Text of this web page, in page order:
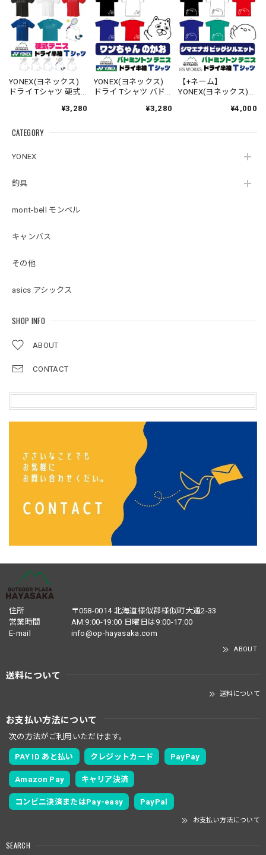
CATEGORY
YONEX
釣具
mont-bell モンベル
キャンバス
その他
asics アシックス
SHOP INFO
ABOUT
CONTACT
YONEX(ヨネックス)
ドライ Tシャツ 硬式
イン】【シマエナ
【16500】【LINE-
¥3,280
YONEX(ヨネックス)
ドライ Tシャツ バド
ンちゃんのかお】
料】
¥3,280
【+ネーム】
YONEX(ヨネックス)
ミントン テニス 【ビ
【シマエナガのか
¥4,000
住所
〒058-0014 北海道様似郡様似町大通2-33
営業時間
AM:9:00-19:00 日曜日は9:00-17:00
E-mail
info@op-hayasaka.com
ABOUT
送料について
送料について
お支払い方法について
次の方法がご利用いただけます。
PAY ID あと払い クレジットカード PayPay
Amazon Pay キャリア決済
コンビニ決済またはPay-easy PayPal
お支払い方法について
SEARCH